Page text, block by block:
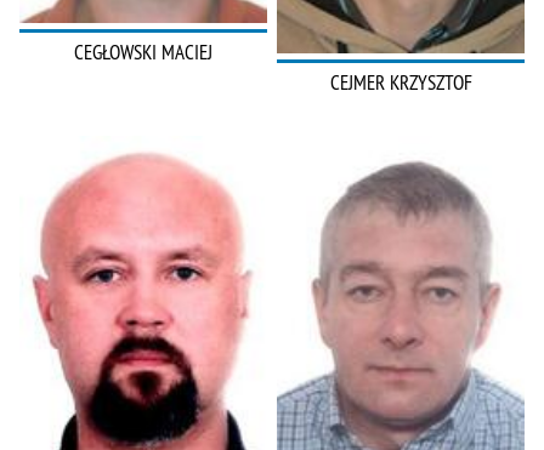
CEGŁOWSKI MACIEJ
CEJMER KRZYSZTOF